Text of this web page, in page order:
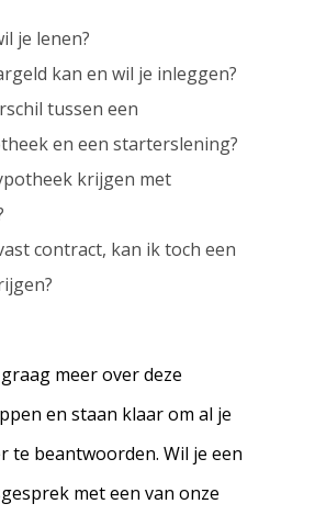
je lenen?
kan en wil je inleggen?
tussen een
en een starterslening?
krijgen met
contract, kan ik toch een
meer over deze
en staan klaar om al je
te beantwoorden. Wil je een
met een van onze